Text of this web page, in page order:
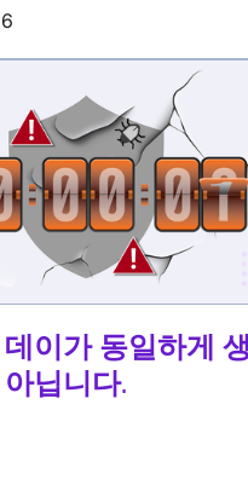
이가 동일하게
닙니다.